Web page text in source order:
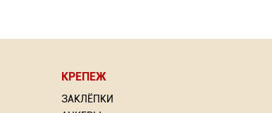
КРЕПЕЖ
ЗАКЛЁПКИ